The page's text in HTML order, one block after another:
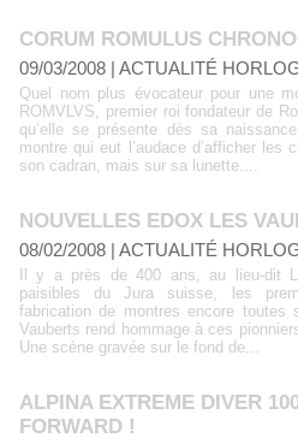
CORUM ROMULUS
09/03/2008 | ACTUALITÉ
Quel nom plus évocateur pour une
ROMVLVS, premier roi fondateur de
qu’elle se présente dès sa
montre qui eut l’audace d’afficher les
son cadran, mais sur sa lunette....
NOUVELLES EDOX LES
08/02/2008 | ACTUALITÉ
Il y a près de 400 ans, au lieu-dit
paisibles du Jura suisse, les
fabrication de montres encore toutes
Vauberts rend hommage à ces
Une scène gravée sur le fond de...
ALPINA EXTREME DIVER
FORWARD !